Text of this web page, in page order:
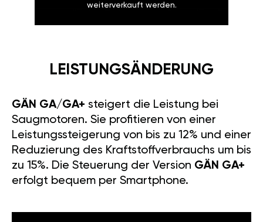
weiterverkauft werden.
LEISTUNGSÄNDERUNG
GÄN GA/GA+ steigert die Leistung bei
Saugmotoren. Sie profitieren von einer
Leistungssteigerung von bis zu 12% und einer
Reduzierung des Kraftstoffverbrauchs um bis
zu 15%. Die Steuerung der Version GÄN GA+
erfolgt bequem per Smartphone.